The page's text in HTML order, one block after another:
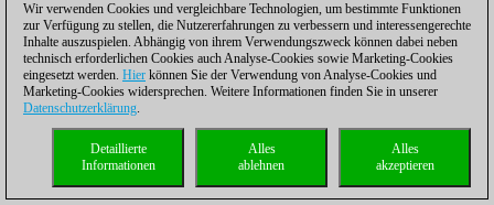
Wir verwenden Cookies und vergleichbare Technologien, um bestimmte Funktionen
zur Verfügung zu stellen, die Nutzererfahrungen zu verbessern und interessengerechte
Inhalte auszuspielen. Abhängig von ihrem Verwendungszweck können dabei neben
technisch erforderlichen Cookies auch Analyse-Cookies sowie Marketing-Cookies
eingesetzt werden. Hier können Sie der Verwendung von Analyse-Cookies und
Marketing-Cookies widersprechen. Weitere Informationen finden Sie in unserer
Datenschutzerklärung.
Alles
akzeptieren
Alles
ablehnen
Detaillierte
Informationen